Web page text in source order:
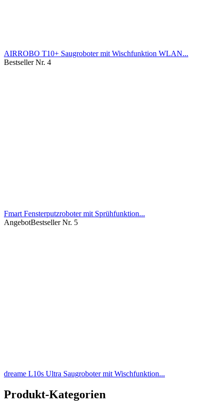
AIRROBO T10+ Saugroboter mit Wischfunktion WLAN...
Bestseller Nr. 4
Fmart Fensterputzroboter mit Sprühfunktion...
AngebotBestseller Nr. 5
dreame L10s Ultra Saugroboter mit Wischfunktion...
Produkt-Kategorien